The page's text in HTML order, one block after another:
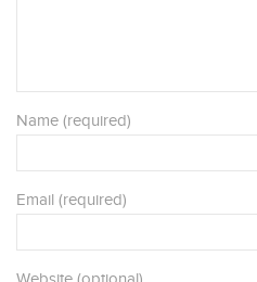
Name (required)
Email (required)